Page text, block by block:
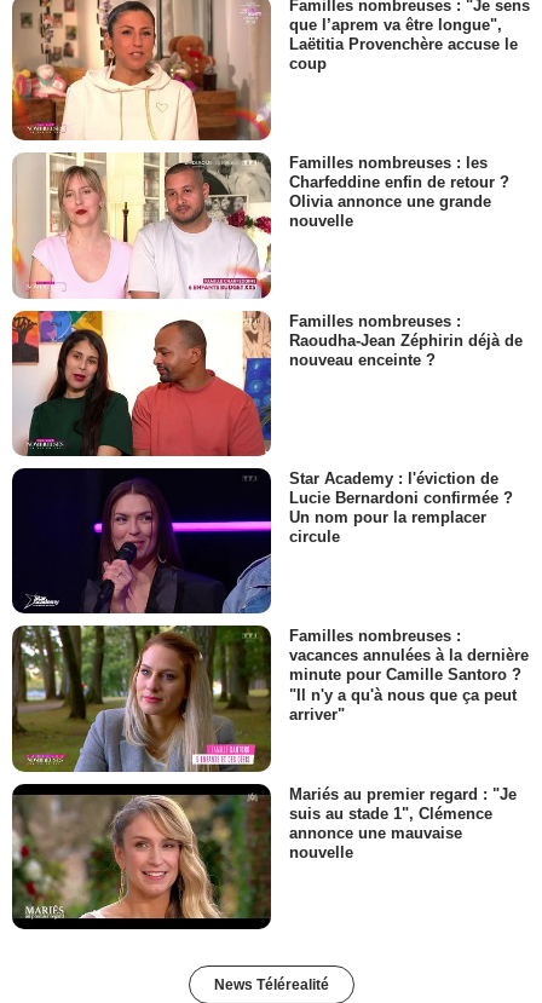
Familles nombreuses : "Je sens
que l’aprem va être longue",
Laëtitia Provenchère accuse le
coup
Familles nombreuses : les
Charfeddine enfin de retour ?
Olivia annonce une grande
nouvelle
Familles nombreuses :
Raoudha-Jean Zéphirin déjà de
nouveau enceinte ?
Star Academy : l'éviction de
Lucie Bernardoni confirmée ?
Un nom pour la remplacer
circule
Familles nombreuses :
vacances annulées à la dernière
minute pour Camille Santoro ?
"Il n'y a qu'à nous que ça peut
arriver"
Mariés au premier regard : "Je
suis au stade 1", Clémence
annonce une mauvaise
nouvelle
News Télérealité